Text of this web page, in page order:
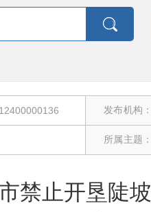
发布机构：
所属主题：
禁止开垦陡